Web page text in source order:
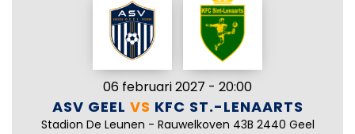
06 februari 2027 - 20:00
ASV GEEL VS KFC ST.-LENAARTS
Stadion De Leunen - Rauwelkoven 43B 2440 Geel